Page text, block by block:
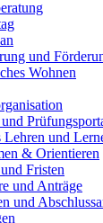
und
Wohnen
Lehren und
& Orientieren
Fristen
und Anträge
und